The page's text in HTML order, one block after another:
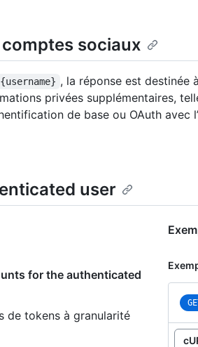
sociaux
{username} , la réponse est destinée
privées supplémentaires,
de base ou OAuth avec
user
for the authenticated
de tokens à granularité